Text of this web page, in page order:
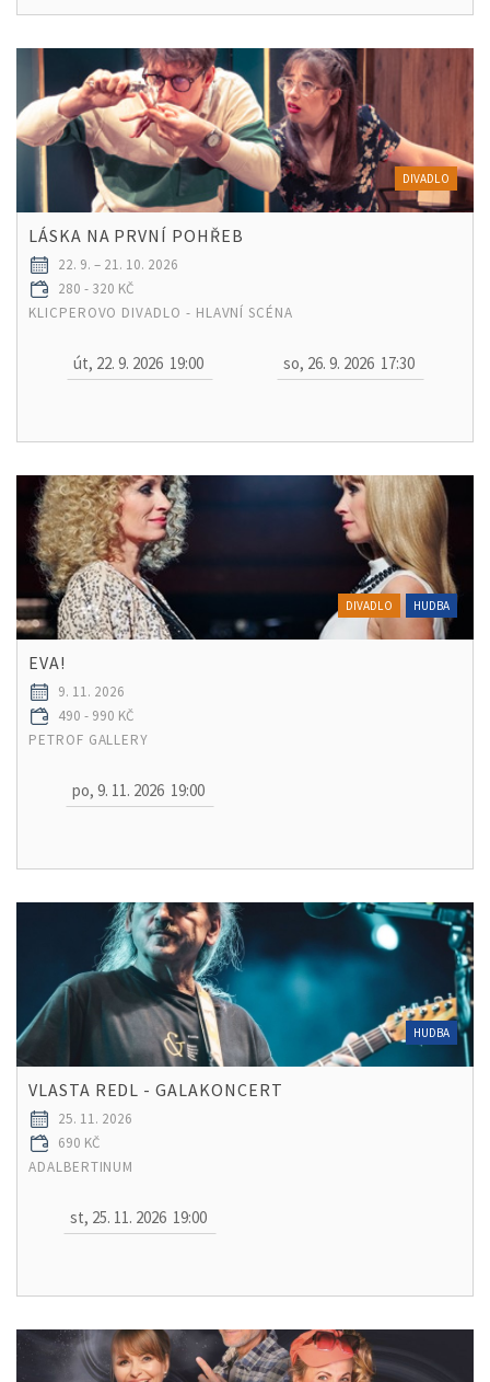
DIVADLO
LÁSKA NA PRVNÍ POHŘEB
22. 9. – 21. 10. 2026
280 - 320 KČ
KLICPEROVO DIVADLO - HLAVNÍ SCÉNA
út, 22. 9. 2026 19:00 so, 26. 9. 2026 17:30
DIVADLO HUDBA
EVA!
9. 11. 2026
490 - 990 KČ
PETROF GALLERY
po, 9. 11. 2026 19:00
HUDBA
VLASTA REDL - GALAKONCERT
25. 11. 2026
690 KČ
ADALBERTINUM
st, 25. 11. 2026 19:00